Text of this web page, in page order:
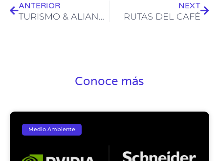
ANTERIOR
TURISMO & ALIANZAS
NEXT
RUTAS DEL CAFÉ
Conoce más
Medio Ambiente